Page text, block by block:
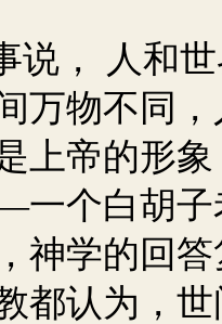
说， 人和
万物不同
上帝的形
个白胡子
神学的回
都认为，